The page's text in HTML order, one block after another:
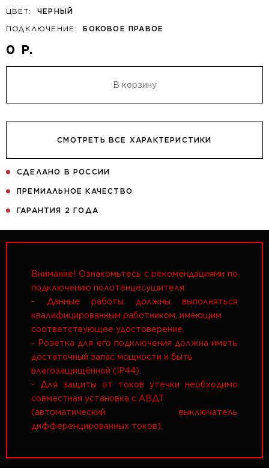
ЦВЕТ:
ЧЕРНЫЙ
ПОДКЛЮЧЕНИЕ:
БОКОВОЕ ПРАВОЕ
0 Р.
В корзину
СМОТРЕТЬ ВСЕ ХАРАКТЕРИСТИКИ
СДЕЛАНО В РОССИИ
ПРЕМИАЛЬНОЕ КАЧЕСТВО
ГАРАНТИЯ 2 ГОДА
Внимание! Ознакомьтесь с рекомендациями по
подключению полотенцесушителя:
- Данные работы должны выполняться
квалифицированным работником, имеющим
соответствующее удостоверение.
- Розетка для его подключения должна иметь
достаточный запас мощности и быть
влагозащищённой (IP44).
- Для защиты от токов утечки необходимо
совместная установка с АВДТ
(автоматический выключатель
дифференцированных токов).